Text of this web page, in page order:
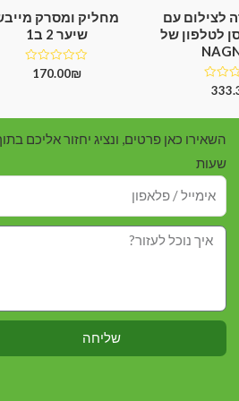
לצילום עם
לטלפון של
מחליק ומסרק
שיער 2 ב1
דורג170.00₪
שעות
שליחה